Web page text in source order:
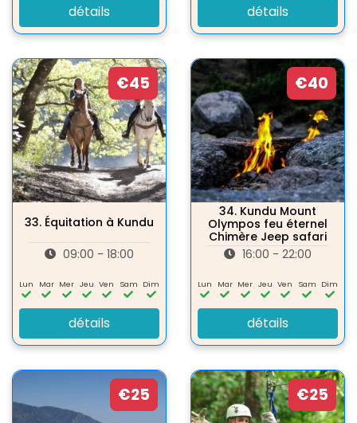
détails détails
€45
33. Équitation à Kundu
09:00 - 18:00
Lun Mar Mer Jeu Ven Sam Dim
détails
€40
34. Kundu Mount
Olympos feu éternel
Chimère Jeep safari
16:00 - 22:00
Lun Mar Mer Jeu Ven Sam Dim
détails
€25 €25